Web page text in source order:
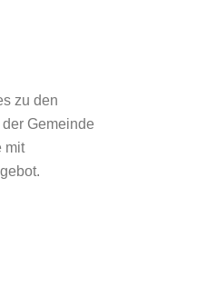
zu den
Gemeinde
mit